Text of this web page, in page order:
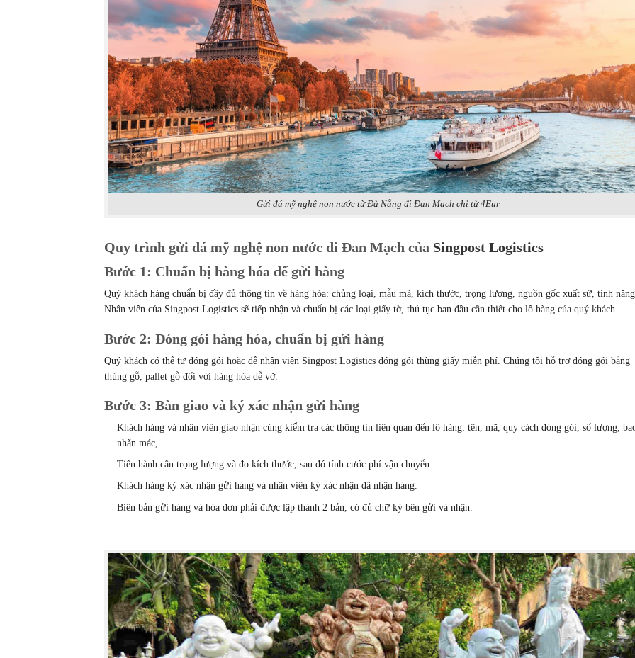
Gửi đá mỹ nghệ non nước từ Đà Nẵng đi Đan Mạch chỉ từ 4Eur
Quy trình gửi đá mỹ nghệ non nước đi Đan Mạch của Singpost Logistics
Bước 1: Chuẩn bị hàng hóa để gửi hàng
Quý khách hàng chuẩn bị đầy đủ thông tin về hàng hóa: chủng loại, mẫu mã, kích thước, trọng lượng, nguồn gốc xuất sứ, tính
Nhân viên của Singpost Logistics sẽ tiếp nhận và chuẩn bị các loại giấy tờ, thủ tục ban đầu cần thiết cho lô hàng của quý khách.
Bước 2: Đóng gói hàng hóa, chuẩn bị gửi hàng
Quý khách có thể tự đóng gói hoặc để nhân viên Singpost Logistics đóng gói thùng giấy miễn phí. Chúng tôi hỗ trợ đóng gói bằng
thùng gỗ, pallet gỗ đối với hàng hóa dễ vỡ.
Bước 3: Bàn giao và ký xác nhận gửi hàng
Khách hàng và nhân viên giao nhận cùng kiểm tra các thông tin liên quan đến lô hàng: tên, mã, quy cách đóng gói, số lượng,
nhãn mác,…
Tiến hành cân trọng lượng và đo kích thước, sau đó tính cước phí vận chuyển.
Khách hàng ký xác nhận gửi hàng và nhân viên ký xác nhận đã nhận hàng.
Biên bản gửi hàng và hóa đơn phải được lập thành 2 bản, có đủ chữ ký bên gửi và nhận.